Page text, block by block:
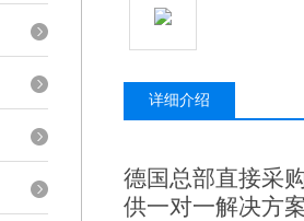
详细介绍
德国总部直接采
供一对一解决方